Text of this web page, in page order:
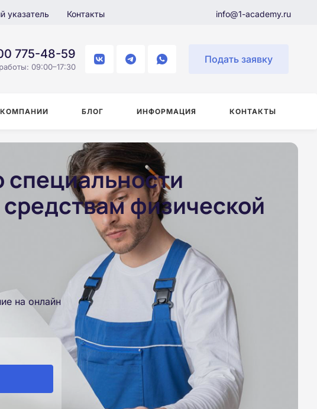
указатель Контакты info@1-academy.ru
775-48-59
09:00–17:30
Подать заявку
БЛОГ ИНФОРМАЦИЯ КОНТАКТЫ
специальности
физической
на онлайн